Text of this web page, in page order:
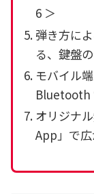
6 ＞
弾き方に
る、鍵盤
モバイル
Bluetooth
オリジナ
App」で